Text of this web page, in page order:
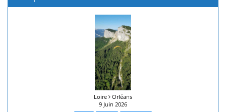
Loire
Orléans
9 Juin 2026